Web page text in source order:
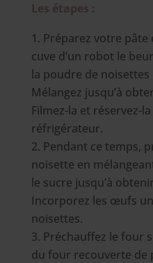
Les étapes :
Préparez votre pâte
cuve d’un robot le
la poudre de noisettes
Mélangez jusqu’à
Filmez-la et réservez-
réfrigérateur.
Pendant ce temps,
noisette en
le sucre jusqu’à
Incorporez les œufs
noisettes.
Préchauffez le four
du four recouverte de